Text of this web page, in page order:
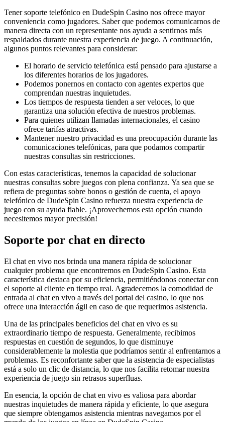
Tener soporte telefónico en DudeSpin Casino nos ofrece mayor
conveniencia como jugadores. Saber que podemos comunicarnos de
manera directa con un representante nos ayuda a sentirnos más
respaldados durante nuestra experiencia de juego. A continuación,
algunos puntos relevantes para considerar:
El horario de servicio telefónica está pensado para ajustarse a
los diferentes horarios de los jugadores.
Podemos ponernos en contacto con agentes expertos que
comprendan nuestras inquietudes.
Los tiempos de respuesta tienden a ser veloces, lo que
garantiza una solución efectiva de nuestros problemas.
Para quienes utilizan llamadas internacionales, el casino
ofrece tarifas atractivas.
Mantener nuestro privacidad es una preocupación durante las
comunicaciones telefónicas, para que podamos compartir
nuestras consultas sin restricciones.
Con estas características, tenemos la capacidad de solucionar
nuestras consultas sobre juegos con plena confianza. Ya sea que se
refiera de preguntas sobre bonos o gestión de cuenta, el apoyo
telefónico de DudeSpin Casino refuerza nuestra experiencia de
juego con su ayuda fiable. ¡Aprovechemos esta opción cuando
necesitemos mayor precisión!
Soporte por chat en directo
El chat en vivo nos brinda una manera rápida de solucionar
cualquier problema que encontremos en DudeSpin Casino. Esta
característica destaca por su eficiencia, permitiéndonos conectar con
el soporte al cliente en tiempo real. Agradecemos la comodidad de
entrada al chat en vivo a través del portal del casino, lo que nos
ofrece una interacción ágil en caso de que requerimos asistencia.
Una de las principales beneficios del chat en vivo es su
extraordinario tiempo de respuesta. Generalmente, recibimos
respuestas en cuestión de segundos, lo que disminuye
considerablemente la molestia que podríamos sentir al enfrentarnos a
problemas. Es reconfortante saber que la asistencia de especialistas
está a solo un clic de distancia, lo que nos facilita retomar nuestra
experiencia de juego sin retrasos superfluas.
En esencia, la opción de chat en vivo es valiosa para abordar
nuestras inquietudes de manera rápida y eficiente, lo que asegura
que siempre obtengamos asistencia mientras navegamos por el